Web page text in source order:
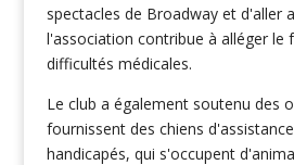
spectacles de Broadway et d'aller
l'association contribue à alléger le
difficultés médicales.
Le club a également soutenu des
fournissent des chiens
handicapés, qui s'occupent